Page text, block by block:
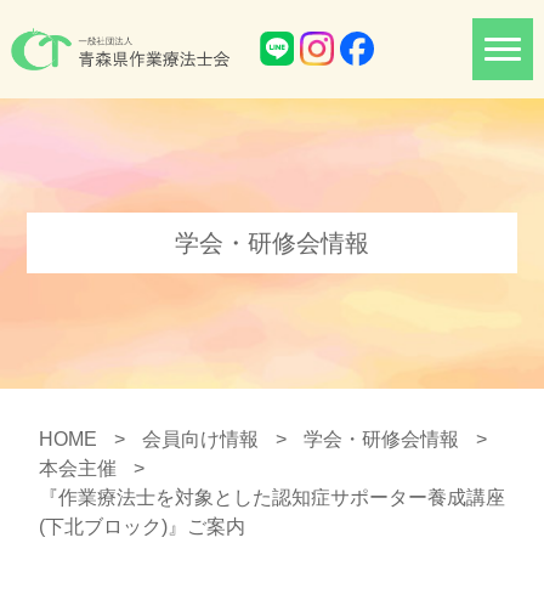
学会・研修会情報
HOME > 会員向け情報 > 学会・研修会情報
>
本会主催
>
『作業療法士を対象とした認知症サポーター養成講座
(下北ブロック)』ご案内